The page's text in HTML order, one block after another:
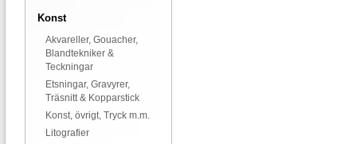
Konst
Akvareller, Gouacher,
Blandtekniker &
Teckningar
Etsningar, Gravyrer,
Träsnitt & Kopparstick
Konst, övrigt, Tryck m.m.
Litografier